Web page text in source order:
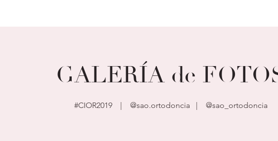
GALERÍA de
#CIOR2019 | @sao.ortodoncia | @sao_ortodoncia